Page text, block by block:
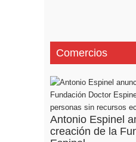
Comercios
Antonio Espinel
creación de la